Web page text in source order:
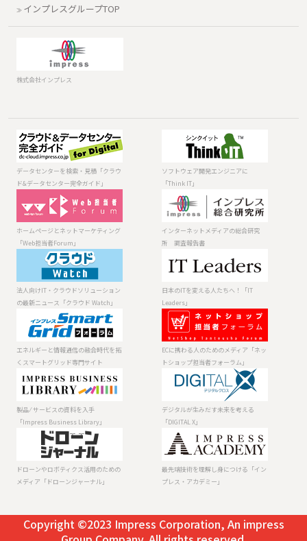
インプレスグループTOP
株式会社インプレス
データセンター
を検索・見積
「クラウド&デー
タセンター完全
ソフトウェア開
発エンジニアに
「Think IT」
ホームページと
ネットマーケテ
ィング「Web担
当者Forum」
インターネット
メディアの総合
研究所 調査報
法人向けIT・ク
ラウドソリュー
ションの最新ニ
ュース「クラウ
日本のITを変え
「IT Leaders」
エネルギーと情
報通信の融合時
代を拓くスマー
トグリッド専門
ECに携わる人の
ためのメディア
「ネットショッ
プ担当者フォー
製品 ⁄ サービスの
資料を入手
「Impress
Business
Library」
デジタルが生み
だす未来を考え
る「DIGITAL X」
ドローンやロボ
ティクス活用の
ためのメディア
「ドローンジャ
最先端技術を理
解し身につける
「インプレス・
アカデミー」
データセンターを検索・見積「クラウ
ド&データセンター完全ガイド」
ソフトウェア開発エンジニアに
「Think IT」
ホームページとネットマーケティング
「Web担当者Forum」
インターネットメディアの総合研究
所 調査報告書
法人向けIT・クラウドソリューション
の最新ニュース「クラウド Watch」
日本のITを変える人たちへ！「IT
Leaders」
エネルギーと情報通信の融合時代を拓
くスマートグリッド専門サイト
ECに携わる人のためのメディア「ネッ
トショップ担当者フォーラム」
製品 ⁄ サービスの資料を入手
「Impress Business Library」
デジタルが生みだす未来を考える
「DIGITAL X」
ドローンやロボティクス活用のための
メディア「ドローンジャーナル」
最先端技術を理解し身につける「イン
プレス・アカデミー」
Copyright ©2023 Impress Corporation, An impress